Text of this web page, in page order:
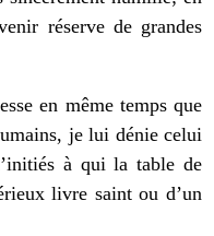
réserve de grandes
en même temps que
je lui dénie celui
à qui la table de
livre saint ou d’un